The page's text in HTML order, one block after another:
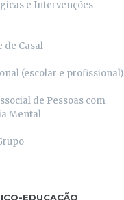
e Intervenções
de Casal
(escolar e profissional)
de Pessoas com
Mental
EDUCAÇÃO